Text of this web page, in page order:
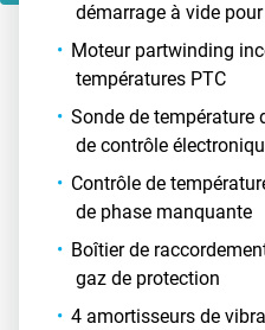
démarrage à vide
Moteur partwinding
températures PTC
Sonde de température
de contrôle
Contrôle de
de phase manquante
Boîtier de
gaz de protection
4 amortisseurs de